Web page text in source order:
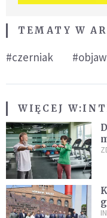
TEMATY W
#czerniak
WIĘCEJ W: